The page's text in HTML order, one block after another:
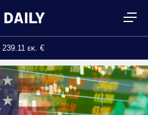
239.11 εκ. €